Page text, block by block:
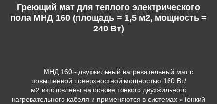
Греющий мат для теплого электрического
пола МНД 160 (площадь = 1,5 м2, мощность =
240 Вт)
МНД 160 - двухжильный нагревательный мат с
повышенной поверхностной мощностью 160 Вт/
м2 изготовлены на основе тонкого двухжильного
нагревательного кабеля и применяются в системах «Тонкий